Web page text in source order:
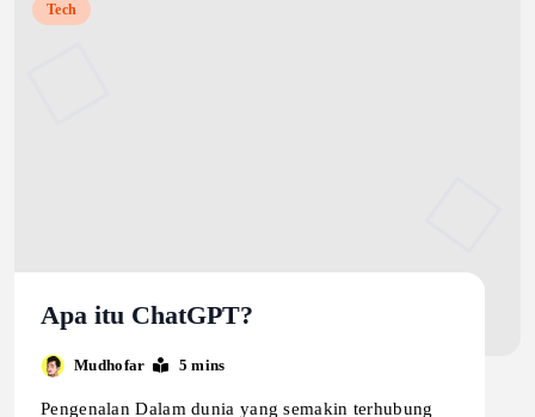
Tech
Apa itu ChatGPT?
Mudhofar 5 mins
Pengenalan Dalam dunia yang semakin terhubung